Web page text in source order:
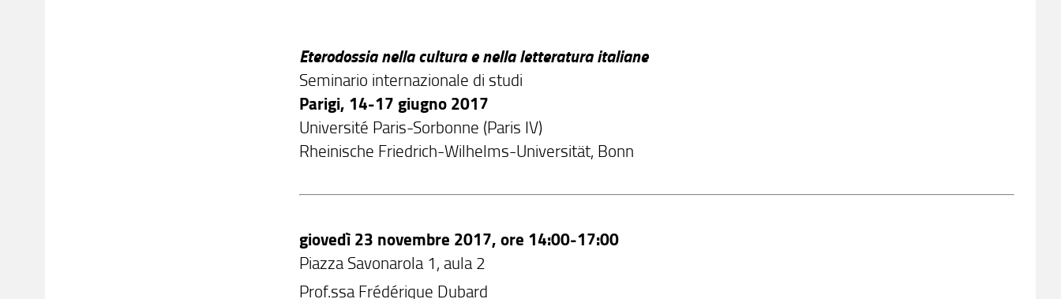
Eterodossia nella cultura e nella letteratura italiane
Seminario internazionale di studi
Parigi, 14-17 giugno 2017
Université Paris-Sorbonne (Paris IV)
Rheinische Friedrich-Wilhelms-Universität, Bonn
giovedì 23 novembre 2017, ore 14:00-17:00
Piazza Savonarola 1, aula 2
Prof.ssa Frédérique Dubard